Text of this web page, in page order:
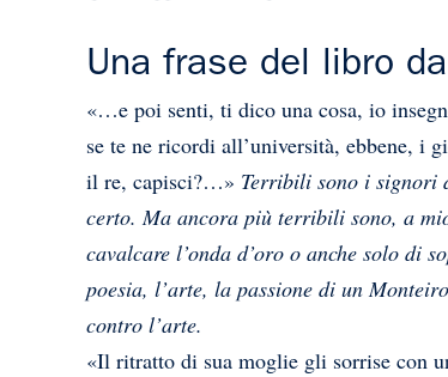
Una frase del libro
«…e poi senti, ti dico una cosa, io
se te ne ricordi all’università, ebbene, i
il re, capisci?…» Terribili sono i signori
certo. Ma ancora più terribili sono, a
cavalcare l’onda d’oro o anche solo di
poesia, l’arte, la passione di un
contro l’arte.
«Il ritratto di sua moglie gli sorrise con